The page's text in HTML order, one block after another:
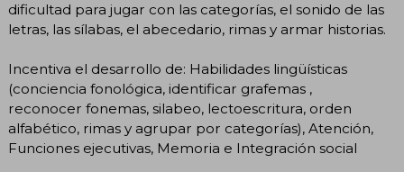
dificultad para jugar con las categorías, el sonido de las
letras, las sílabas, el abecedario, rimas y armar historias.
Incentiva el desarrollo de: Habilidades lingüísticas
(conciencia fonológica, identificar grafemas ,
reconocer fonemas, silabeo, lectoescritura, orden
alfabético, rimas y agrupar por categorías), Atención,
Funciones ejecutivas, Memoria e Integración social